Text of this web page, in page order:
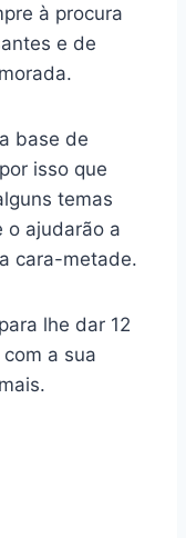
à procura
e de
base de
isso que
temas
o ajudarão a
cara-metade.
lhe dar 12
a sua